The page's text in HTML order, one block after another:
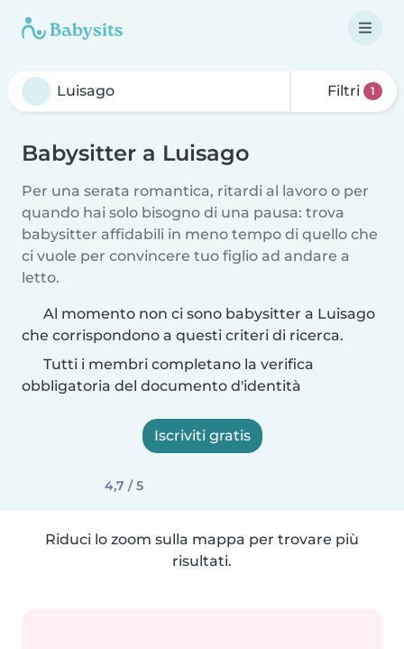
Filtri 1
Babysitter a Luisago
Per una serata romantica, ritardi al lavoro o per
quando hai solo bisogno di una pausa: trova
babysitter affidabili in meno tempo di quello che
ci vuole per convincere tuo figlio ad andare a
letto.
Al momento non ci sono babysitter a Luisago
che corrispondono a questi criteri di ricerca.
Tutti i membri completano la verifica
obbligatoria del documento d'identità
Iscriviti gratis
4,7 / 5
Riduci lo zoom sulla mappa per trovare più
risultati.